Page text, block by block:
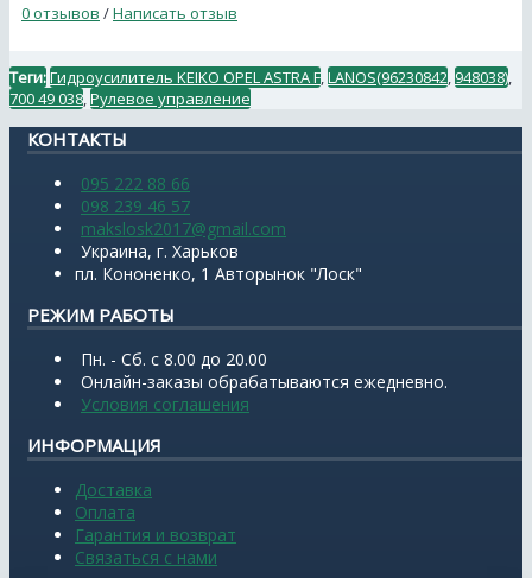
0 отзывов /Написать отзыв
Теги:Гидроусилитель KEIKO OPEL ASTRA F LANOS(96230842 948038)
700 49 038 Рулевое управление
КОНТАКТЫ
095 222 88 66
098 239 46 57
makslosk2017@gmail.com
Украина, г. Харьков
пл. Кононенко, 1 Авторынок "Лоск"
РЕЖИМ РАБОТЫ
Пн. - Сб. с 8.00 до 20.00
Онлайн-заказы обрабатываются ежедневно.
Условия соглашения
ИНФОРМАЦИЯ
Доставка
Оплата
Гарантия и возврат
Связаться с нами